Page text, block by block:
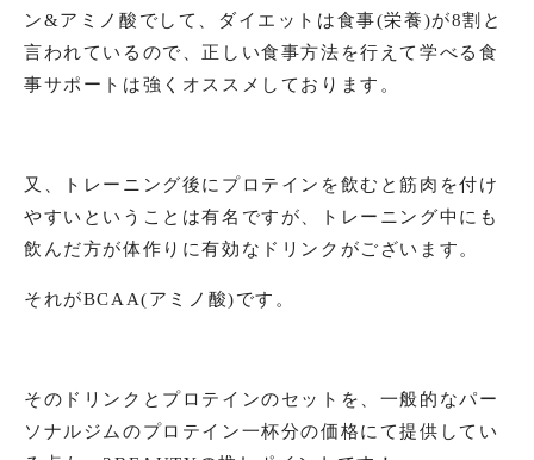
ン&アミノ酸でして、ダイエットは食事(栄養)が8割と
言われているので、正しい食事方法を行えて学べる食
事サポートは強くオススメしております。
又、トレーニング後にプロテインを飲むと筋肉を付け
やすいということは有名ですが、トレーニング中にも
飲んだ方が体作りに有効なドリンクがございます。
それがBCAA(アミノ酸)です。
そのドリンクとプロテインのセットを、一般的なパー
ソナルジムのプロテイン一杯分の価格にて提供してい